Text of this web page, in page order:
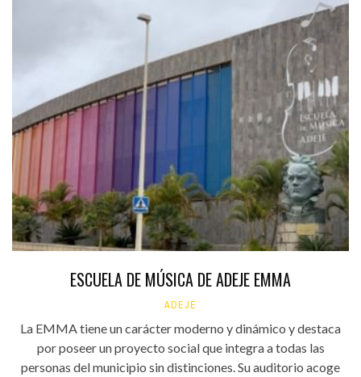
ESCUELA DE MÚSICA DE ADEJE EMMA
ADEJE
La EMMA tiene un carácter moderno y dinámico y destaca
por poseer un proyecto social que integra a todas las
personas del municipio sin distinciones. Su auditorio acoge